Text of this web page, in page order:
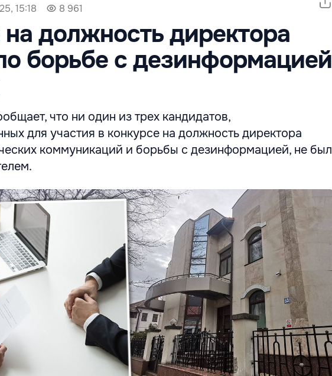
15:18 8 961
должность директора
борьбе с дезинформацией
что ни один из трех кандидатов,
для участия в конкурсе на должность директора
коммуникаций и борьбы с дезинформацией, не был